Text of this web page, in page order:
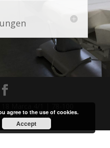
734 170 107
agree to the use of cookies.
Accept